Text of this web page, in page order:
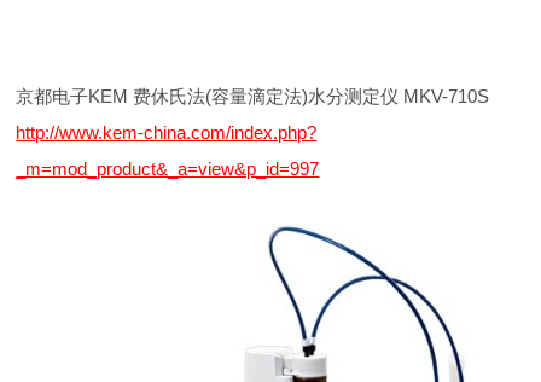
京都电子KEM 费休氏法(容量滴定法)水分测定仪 MKV-710S
http://www.kem-china.com/index.php?
_m=mod_product&_a=view&p_id=997